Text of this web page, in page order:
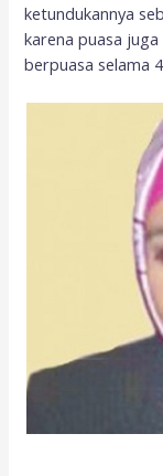
ketundukannya
karena puasa
berpuasa selama